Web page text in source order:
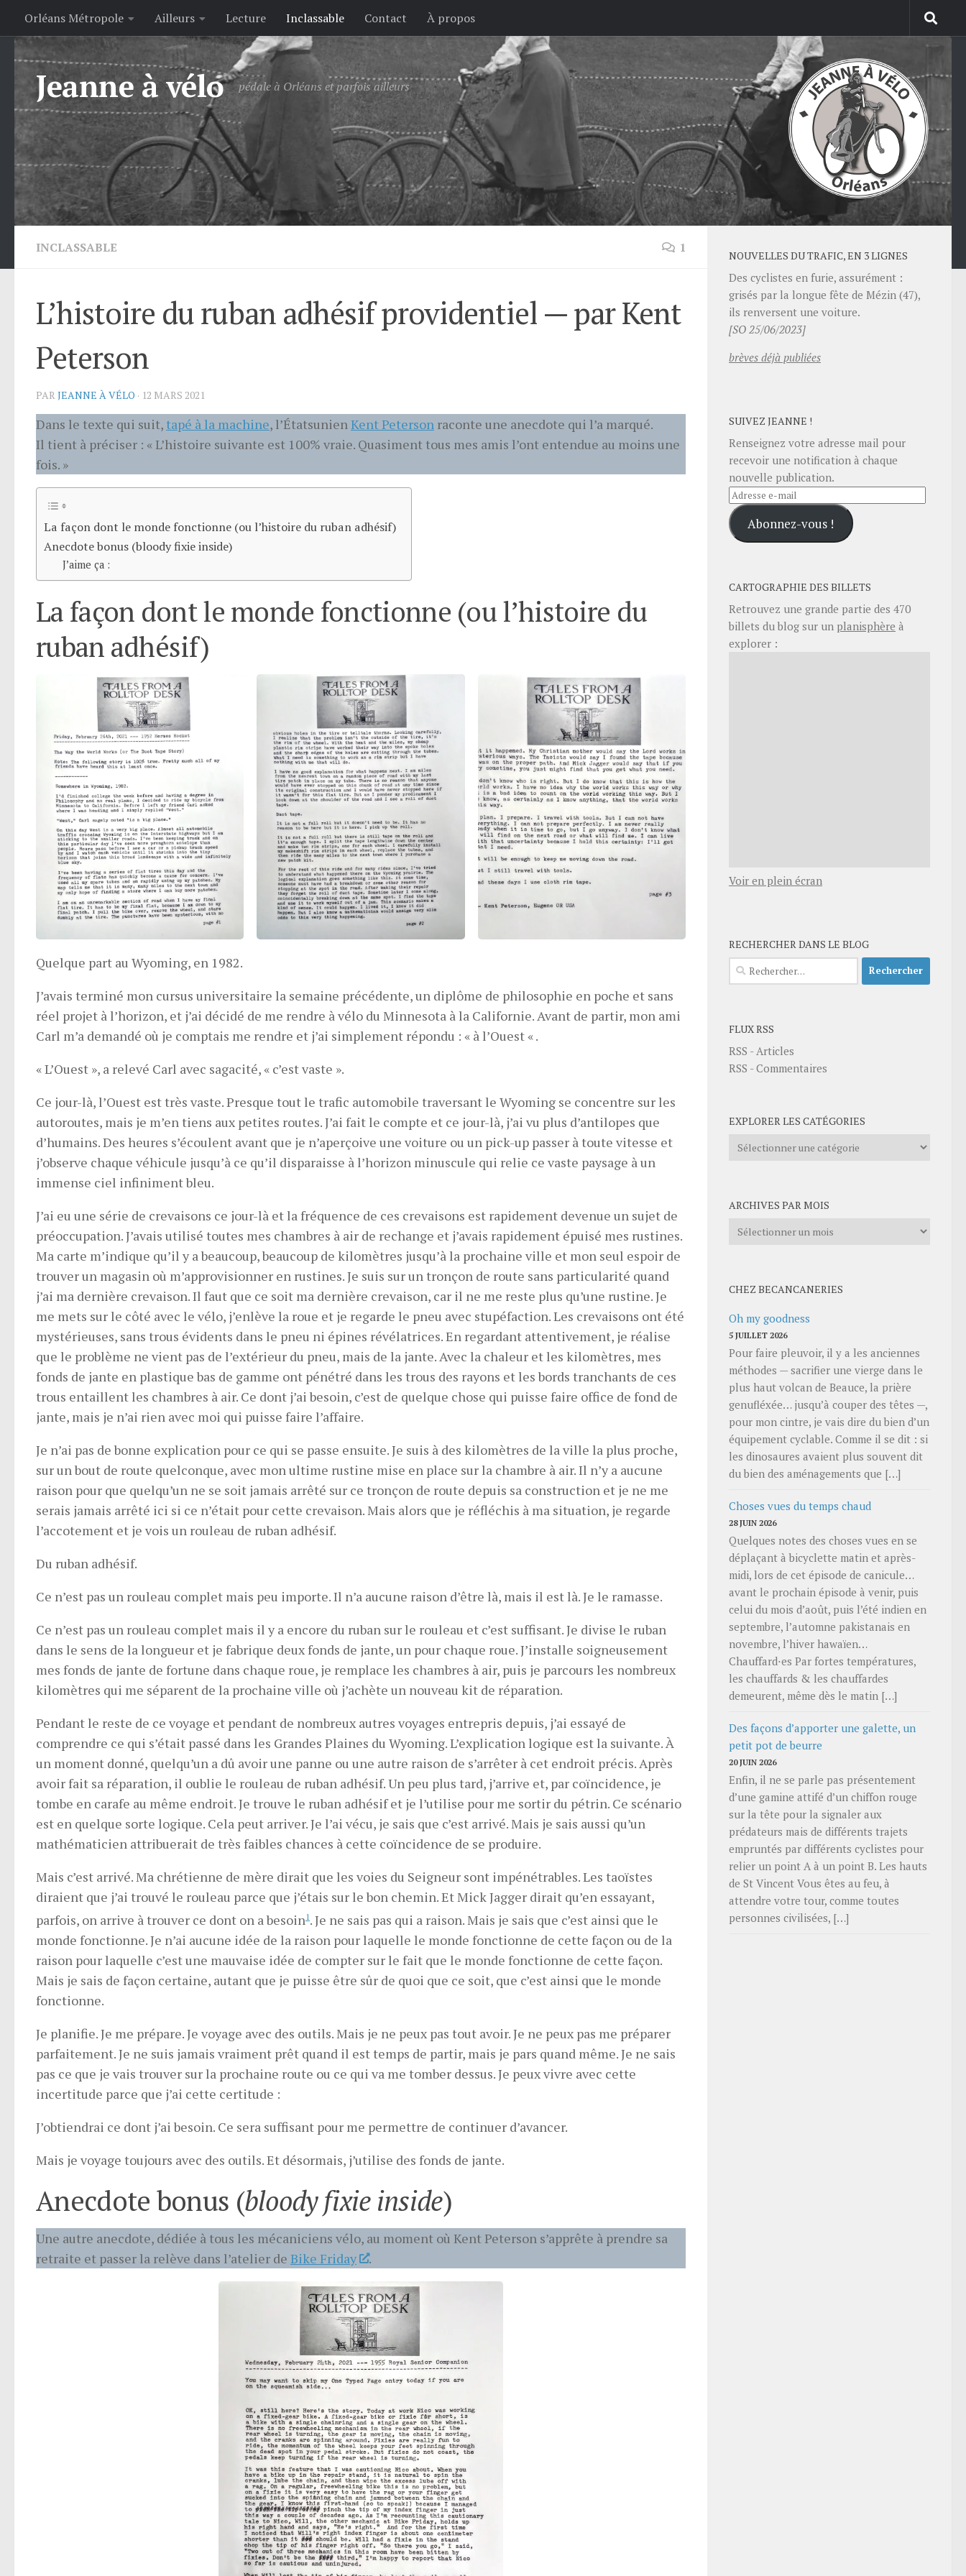
Skip to content
Orléans Métropole Ailleurs Lecture Inclassable Contact À propos
Jeanne à vélo pédale à Orléans et parfois ailleurs
INCLASSABLE 1
L’histoire du ruban adhésif providentiel — par Kent
Peterson
PAR JEANNE À VÉLO · 12 MARS 2021
Dans le texte qui suit,tapé à la machine, l’ÉtatsunienKent Peterson raconte une anecdote qui l’a marqué.
Il tient à préciser : « L’histoire suivante est 100% vraie. Quasiment tous mes amis l’ont entendue au moins une
fois. »
La façon dont le monde fonctionne (ou l’histoire du ruban adhésif)
Anecdote bonus (bloody fixie inside)
J’aime ça :
La façon dont le monde fonctionne (ou l’histoire du
ruban adhésif)
Quelque part au Wyoming, en 1982.
J’avais terminé mon cursus universitaire la semaine précédente, un diplôme de philosophie en poche et sans
réel projet à l’horizon, et j’ai décidé de me rendre à vélo du Minnesota à la Californie. Avant de partir, mon ami
Carl m’a demandé où je comptais me rendre et j’ai simplement répondu : « à l’Ouest « .
« L’Ouest », a relevé Carl avec sagacité, « c’est vaste ».
Ce jour-là, l’Ouest est très vaste. Presque tout le trafic automobile traversant le Wyoming se concentre sur les
autoroutes, mais je m’en tiens aux petites routes. J’ai fait le compte et ce jour-là, j’ai vu plus d’antilopes que
d’humains. Des heures s’écoulent avant que je n’aperçoive une voiture ou un pick-up passer à toute vitesse et
j’observe chaque véhicule jusqu’à ce qu’il disparaisse à l’horizon minuscule qui relie ce vaste paysage à un
immense ciel infiniment bleu.
J’ai eu une série de crevaisons ce jour-là et la fréquence de ces crevaisons est rapidement devenue un sujet de
préoccupation. J’avais utilisé toutes mes chambres à air de rechange et j’avais rapidement épuisé mes rustines.
Ma carte m’indique qu’il y a beaucoup, beaucoup de kilomètres jusqu’à la prochaine ville et mon seul espoir de
trouver un magasin où m’approvisionner en rustines. Je suis sur un tronçon de route sans particularité quand
j’ai ma dernière crevaison. Il faut que ce soit ma dernière crevaison, car il ne me reste plus qu’une rustine. Je
me mets sur le côté avec le vélo, j’enlève la roue et je regarde le pneu avec stupéfaction. Les crevaisons ont été
mystérieuses, sans trous évidents dans le pneu ni épines révélatrices. En regardant attentivement, je réalise
que le problème ne vient pas de l’extérieur du pneu, mais de la jante. Avec la chaleur et les kilomètres, mes
fonds de jante en plastique bas de gamme ont pénétré dans les trous des rayons et les bords tranchants de ces
trous entaillent les chambres à air. Ce dont j’ai besoin, c’est de quelque chose qui puisse faire office de fond de
jante, mais je n’ai rien avec moi qui puisse faire l’affaire.
Je n’ai pas de bonne explication pour ce qui se passe ensuite. Je suis à des kilomètres de la ville la plus proche,
sur un bout de route quelconque, avec mon ultime rustine mise en place sur la chambre à air. Il n’y a aucune
raison pour que quelqu’un ne se soit jamais arrêté sur ce tronçon de route depuis sa construction et je ne me
serais jamais arrêté ici si ce n’était pour cette crevaison. Mais alors que je réfléchis à ma situation, je regarde
l’accotement et je vois un rouleau de ruban adhésif.
Du ruban adhésif.
Ce n’est pas un rouleau complet mais peu importe. Il n’a aucune raison d’être là, mais il est là. Je le ramasse.
Ce n’est pas un rouleau complet mais il y a encore du ruban sur le rouleau et c’est suffisant. Je divise le ruban
dans le sens de la longueur et je fabrique deux fonds de jante, un pour chaque roue. J’installe soigneusement
mes fonds de jante de fortune dans chaque roue, je remplace les chambres à air, puis je parcours les nombreux
kilomètres qui me séparent de la prochaine ville où j’achète un nouveau kit de réparation.
Pendant le reste de ce voyage et pendant de nombreux autres voyages entrepris depuis, j’ai essayé de
comprendre ce qui s’était passé dans les Grandes Plaines du Wyoming. L’explication logique est la suivante. À
un moment donné, quelqu’un a dû avoir une panne ou une autre raison de s’arrêter à cet endroit précis. Après
avoir fait sa réparation, il oublie le rouleau de ruban adhésif. Un peu plus tard, j’arrive et, par coïncidence, je
tombe en carafe au même endroit. Je trouve le ruban adhésif et je l’utilise pour me sortir du pétrin. Ce scénario
est en quelque sorte logique. Cela peut arriver. Je l’ai vécu, je sais que c’est arrivé. Mais je sais aussi qu’un
mathématicien attribuerait de très faibles chances à cette coïncidence de se produire.
Mais c’est arrivé. Ma chrétienne de mère dirait que les voies du Seigneur sont impénétrables. Les taoïstes
diraient que j’ai trouvé le rouleau parce que j’étais sur le bon chemin. Et Mick Jagger dirait qu’en essayant,
parfois, on arrive à trouver ce dont on a besoin1 . Je ne sais pas qui a raison. Mais je sais que c’est ainsi que le
monde fonctionne. Je n’ai aucune idée de la raison pour laquelle le monde fonctionne de cette façon ou de la
raison pour laquelle c’est une mauvaise idée de compter sur le fait que le monde fonctionne de cette façon.
Mais je sais de façon certaine, autant que je puisse être sûr de quoi que ce soit, que c’est ainsi que le monde
fonctionne.
Je planifie. Je me prépare. Je voyage avec des outils. Mais je ne peux pas tout avoir. Je ne peux pas me préparer
parfaitement. Je ne suis jamais vraiment prêt quand il est temps de partir, mais je pars quand même. Je ne sais
pas ce que je vais trouver sur la prochaine route ou ce qui va me tomber dessus. Je peux vivre avec cette
incertitude parce que j’ai cette certitude :
J’obtiendrai ce dont j’ai besoin. Ce sera suffisant pour me permettre de continuer d’avancer.
Mais je voyage toujours avec des outils. Et désormais, j’utilise des fonds de jante.
Anecdote bonus (bloody fixie inside)
Une autre anecdote, dédiée à tous les mécaniciens vélo, au moment où Kent Peterson s’apprête à prendre sa
retraite et passer la relève dans l’atelier de Bike Friday .
NOUVELLES DU TRAFIC, EN 3 LIGNES
Des cyclistes en furie, assurément :
grisés par la longue fête de Mézin (47),
ils renversent une voiture.
[SO 25/06/2023]
brèves déjà publiées
SUIVEZ JEANNE !
Renseignez votre adresse mail pour
recevoir une notification à chaque
nouvelle publication.
Adresse
e-
mailAbonnez-vous !
CARTOGRAPHIE DES BILLETS
Retrouvez une grande partie des 470
billets du blog sur un planisphère à
explorer :
Voir en plein écran
RECHERCHER DANS LE BLOG
Rechercher :
FLUX RSS
RSS - Articles
RSS - Commentaires
EXPLORER LES CATÉGORIES
Explorer
ARCHIVES PAR MOIS
Archives
CHEZ BECANCANERIES
Oh my goodness
5 JUILLET 2026
Pour faire pleuvoir, il y a les anciennes
méthodes — sacrifier une vierge dans le
plus haut volcan de Beauce, la prière
genufléxée… jusqu’à couper des têtes —,
pour mon cintre, je vais dire du bien d’un
équipement cyclable. Comme il se dit : si
les dinosaures avaient plus souvent dit
du bien des aménagements que […]
Choses vues du temps chaud
28 JUIN 2026
Quelques notes des choses vues en se
déplaçant à bicyclette matin et après-
midi, lors de cet épisode de canicule…
avant le prochain épisode à venir, puis
celui du mois d’août, puis l’été indien en
septembre, l’automne pakistanais en
novembre, l’hiver hawaïen…
Chauffard⋅es Par fortes températures,
les chauffards & les chauffardes
demeurent, même dès le matin […]
Des façons d’apporter une galette, un
petit pot de beurre
20 JUIN 2026
Enfin, il ne se parle pas présentement
d’une gamine attifé d’un chiffon rouge
sur la tête pour la signaler aux
prédateurs mais de différents trajets
empruntés par différents cyclistes pour
relier un point A à un point B. Les hauts
de St Vincent Vous êtes au feu, à
attendre votre tour, comme toutes
personnes civilisées, […]